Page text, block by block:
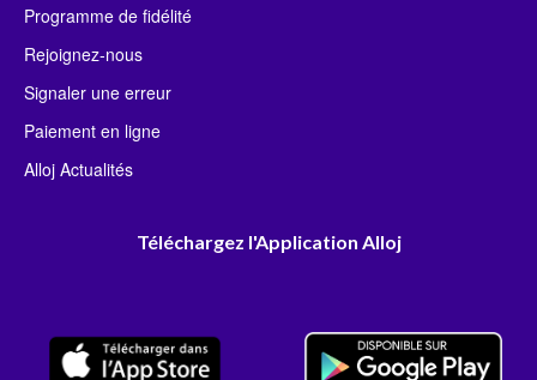
Programme de fidélité
Rejoignez-nous
Signaler une erreur
Paiement en ligne
Alloj Actualités
Téléchargez l'Application Alloj